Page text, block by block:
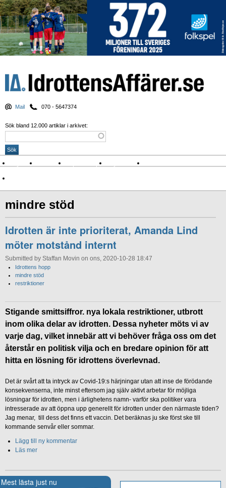
Mail 070 - 5647374
Sök bland 12.000 artiklar i arkivet:
Nyheter Krönikor Sport & spel Nyhetsbrev
mindre stöd
Idrotten är inte prioriterat, Amanda Lind
möter motstånd internt
Submitted by Staffan Movin on ons, 2020-10-28 18:47
Idrottens hopp
mindre stöd
restriktioner
Stigande smittsiffror. nya lokala restriktioner, utbrott
inom olika delar av idrotten. Dessa nyheter möts vi av
varje dag, vilket innebär att vi behöver fråga oss om det
återstår en politisk vilja och en bredare opinion för att
hitta en lösning för idrottens överlevnad.
Det är svårt att ta intryck av Covid-19:s härjningar utan att inse de förödande
konsekvenserna, inte minst eftersom jag själv aktivt arbetar för möjliga
lösningar för idrotten, men i ärlighetens namn- varför ska politiker vara
intresserade av att öppna upp generellt för idrotten under den närmaste tiden?
Jag menar, till dess det finns ett vaccin. Det beräknas ju ske först ske till
kommande senvår eller sommar.
Lägg till ny kommentar
Läs mer
Mest lästa just nu